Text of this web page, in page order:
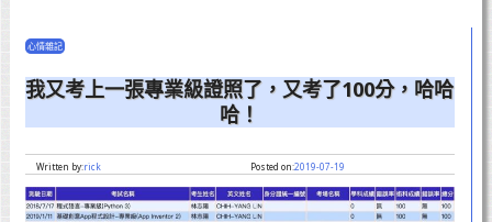
心情雜記
我又考上一張專業級證照了，又考了100分，哈哈
哈！
Written by:rick Posted on:2019-07-19